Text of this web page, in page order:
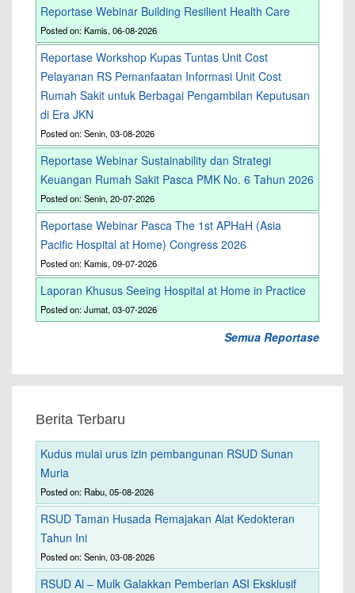
Reportase Webinar Building Resilient Health Care
Posted on: Kamis, 06-08-2026
Reportase Workshop Kupas Tuntas Unit Cost
Pelayanan RS Pemanfaatan Informasi Unit Cost
Rumah Sakit untuk Berbagai Pengambilan Keputusan
di Era JKN
Posted on: Senin, 03-08-2026
Reportase Webinar Sustainability dan Strategi
Keuangan Rumah Sakit Pasca PMK No. 6 Tahun 2026
Posted on: Senin, 20-07-2026
Reportase Webinar Pasca The 1st APHaH (Asia
Pacific Hospital at Home) Congress 2026
Posted on: Kamis, 09-07-2026
Laporan Khusus Seeing Hospital at Home in Practice
Posted on: Jumat, 03-07-2026
Semua Reportase
Berita Terbaru
Kudus mulai urus izin pembangunan RSUD Sunan
Muria
Posted on: Rabu, 05-08-2026
RSUD Taman Husada Remajakan Alat Kedokteran
Tahun Ini
Posted on: Senin, 03-08-2026
RSUD Al – Mulk Galakkan Pemberian ASI Eksklusif